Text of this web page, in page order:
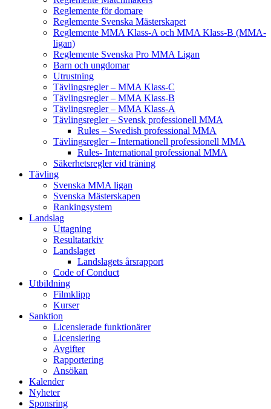
Reglemente för domare
Reglemente Svenska Mästerskapet
Reglemente MMA Klass-A och MMA Klass-B (MMA-
ligan)
Reglemente Svenska Pro MMA Ligan
Barn och ungdomar
Utrustning
Tävlingsregler – MMA Klass-C
Tävlingsregler – MMA Klass-B
Tävlingsregler – MMA Klass-A
Tävlingsregler – Svensk professionell MMA
Rules – Swedish professional MMA
Tävlingsregler – Internationell professionell MMA
Rules- International professional MMA
Säkerhetsregler vid träning
Tävling
Svenska MMA ligan
Svenska Mästerskapen
Rankingsystem
Landslag
Uttagning
Resultatarkiv
Landslaget
Landslagets årsrapport
Code of Conduct
Utbildning
Filmklipp
Kurser
Sanktion
Licensierade funktionärer
Licensiering
Avgifter
Rapportering
Ansökan
Kalender
Nyheter
Sponsring